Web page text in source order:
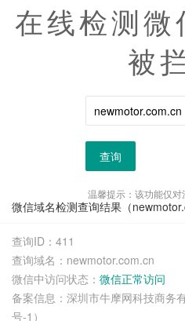
在线检测微
被
查询
温馨提示：该功能仅
微信域名检测查询结果（
查询ID：411
查询域名：newmotor.com.cn
微信中访问状态： 微信正常访问
备案信息：深圳市牛摩网科技商务
号-1）